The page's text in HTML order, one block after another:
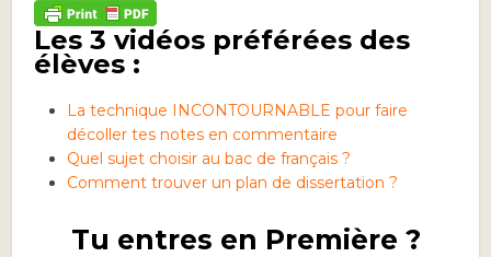
Les 3 vidéos préférées des
élèves :
La technique INCONTOURNABLE pour faire
décoller tes notes en commentaire
Quel sujet choisir au bac de français ?
Comment trouver un plan de dissertation ?
Tu entres en Première ?